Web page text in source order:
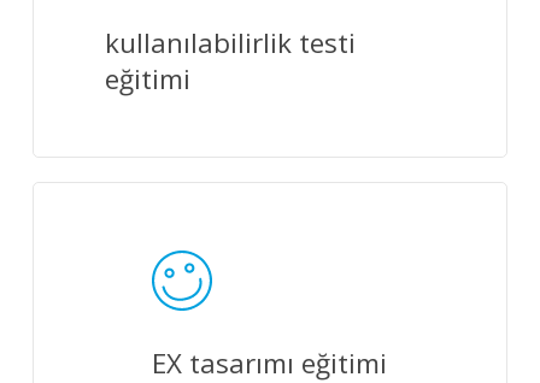
kullanılabilirlik testi
eğitimi
EX tasarımı eğitimi